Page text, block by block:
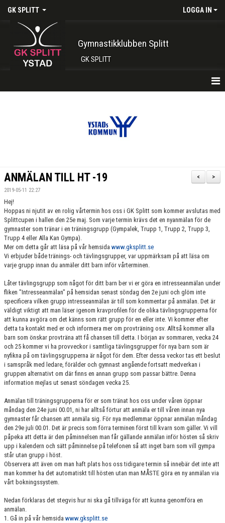
GK SPLITT LOGGA IN
Gymnastikklubben Splitt
GK SPLITT
INTRESSEANMÄLAN
SHOP
GRUPPER OCH TIDER
STÖDMEDLEM
FRÅGOR & SVAR
FUNKTIONÄRER
FRITIDSKORTET
>
<
ANMÄLAN TILL HT -19
2019-05-11 22:27
Hej!
Hoppas ni njutit av en rolig vårtermin hos oss i GK Splitt som kommer avslutas med
Splittcupen i hallen den 25e maj. Som varje termin krävs det en nyanmälan för de
gymnaster som tränar i en träningsgrupp (Gympalek, Trupp 1, Trupp 2, Trupp 3,
Trupp 4 eller Alla Kan Gympa).
Mer om detta går att läsa på vår hemsida www.gksplitt.se
Vi erbjuder både tränings- och tävlingsgrupper, var uppmärksam på att läsa om
varje grupp innan du anmäler ditt barn inför vårterminen.
Låter tävlingsgrupp som något för ditt barn ber vi er göra en intresseanmälan under
fliken "Intresseanmälan" på hemsidan senast söndag den 2e juni och glöm inte
specificera vilken grupp intresseanmälan är till som kommentar på anmälan. Det är
väldigt viktigt att man läser igenom kravprofilen för de olika tävlingsgrupperna för
att kunna avgöra om det känns som rätt grupp för en eller inte. Vi kommer efter
detta ta kontakt med er och informera mer om provträning osv. Alltså kommer alla
barn som önskar provträna att få chansen till detta. I början av sommaren, vecka 24
och 25 kommer vi ha provveckor i samtliga tävlingsgrupper för nya barn som är
nyfikna på om tävlingsgrupperna är något för dem. Efter dessa veckor tas ett beslut
i samspråk med ledare, förälder och gymnast angående fortsatt medverkan i
gruppen alternativt om där finns en annan grupp som passar bättre. Denna
information mejlas ut senast söndagen vecka 25.
Anmälan till träningsgrupperna för er som tränat hos oss under våren öppnar
måndag den 24e juni 00.01, ni har alltså förtur att anmäla er till våren innan nya
gymnaster får chansen att anmäla sig. För nya medlemmar öppnar anmälan måndag
den 29e juli 00.01. Det är precis som förra terminen först till kvarn som gäller. Vi vill
påpeka att detta är den påminnelsen man får gällande anmälan inför hösten så skriv
upp i kalendern och sätt påminnelse på telefonen så att inget barn som vill gympa
står utan grupp i höst.
Observera att även om man haft plats hos oss tidigare termin så innebär det inte att
man kommer ha det automatiskt till hösten utan man MÅSTE göra en ny anmälan via
vårt bokningssystem.
Nedan förklaras det stegvis hur ni ska gå tillväga för att kunna genomföra en
anmälan.
1. Gå in på vår hemsida www.gksplitt.se